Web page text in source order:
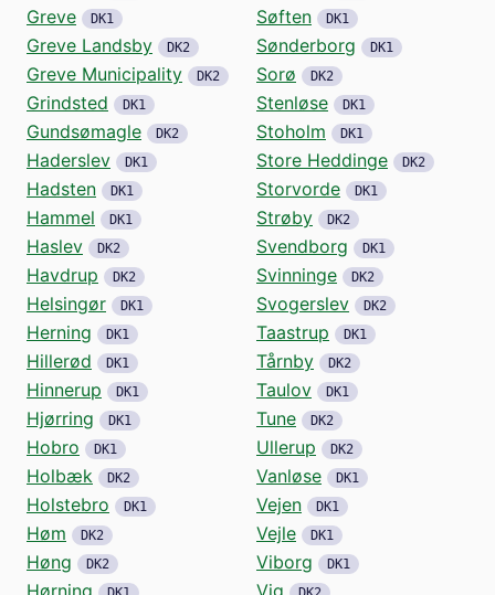
Greve DK1
Greve Landsby DK2
Greve Municipality DK2
Grindsted DK1
Gundsømagle DK2
Haderslev DK1
Hadsten DK1
Hammel DK1
Haslev DK2
Havdrup DK2
Helsingør DK1
Herning DK1
Hillerød DK1
Hinnerup DK1
Hjørring DK1
Hobro DK1
Holbæk DK2
Holstebro DK1
Høm DK2
Høng DK2
Hørning
Søften DK1
Sønderborg DK1
Sorø DK2
Stenløse DK1
Stoholm DK1
Store Heddinge DK2
Storvorde DK1
Strøby DK2
Svendborg DK1
Svinninge DK2
Svogerslev DK2
Taastrup DK1
Tårnby DK2
Taulov DK1
Tune DK2
Ullerup DK2
Vanløse DK1
Vejen DK1
Vejle DK1
Viborg DK1
Vig